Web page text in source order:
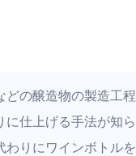
どの醸造物の製造工
に仕上げる手法が知
わりにワインボトル